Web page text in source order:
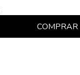
COMPRAR